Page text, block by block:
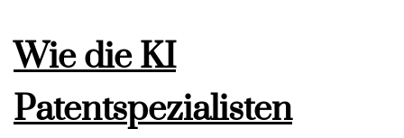
Wie die KI
Patentspezialisten